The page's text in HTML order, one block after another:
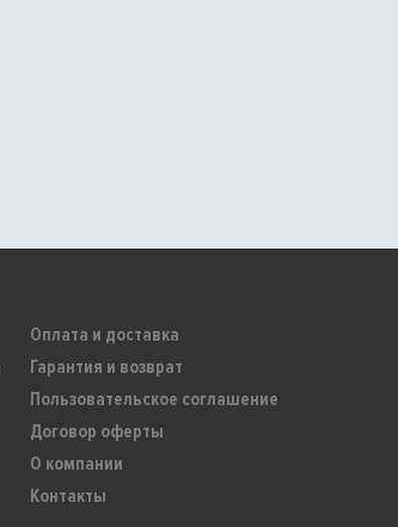
Оплата и доставка
Гарантия и возврат
Пользовательское соглашение
Договор оферты
О компании
Контакты